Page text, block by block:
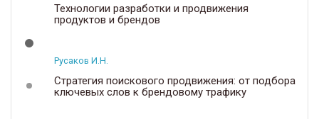
Технологии разработки и продвижения
продуктов и брендов
Русаков И.Н.
Стратегия поискового продвижения: от подбора
ключевых слов к брендовому трафику